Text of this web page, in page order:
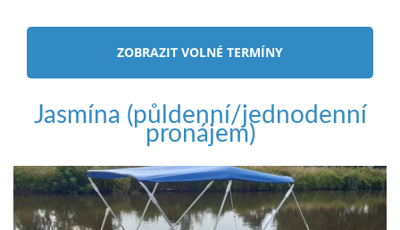
ZOBRAZIT VOLNÉ TERMÍNY
Jasmína (půldenní/jednodenní
pronájem)